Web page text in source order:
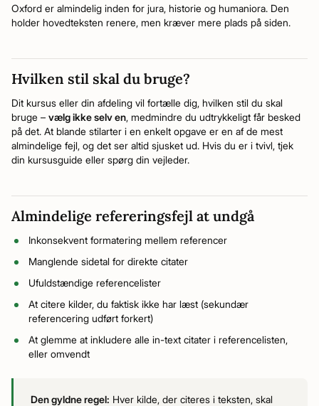
Oxford er almindelig inden for jura, historie og humaniora. Den
holder hovedteksten renere, men kræver mere plads på siden.
Hvilken stil skal du bruge?
Dit kursus eller din afdeling vil fortælle dig, hvilken stil du skal
bruge – vælg ikke selv en, medmindre du udtrykkeligt får besked
på det. At blande stilarter i en enkelt opgave er en af de mest
almindelige fejl, og det ser altid sjusket ud. Hvis du er i tvivl, tjek
din kursusguide eller spørg din vejleder.
Almindelige refereringsfejl at undgå
Inkonsekvent formatering mellem referencer
Manglende sidetal for direkte citater
Ufuldstændige referencelister
At citere kilder, du faktisk ikke har læst (sekundær
referencering udført forkert)
At glemme at inkludere alle in-text citater i referencelisten,
eller omvendt
Den gyldne regel: Hver kilde, der citeres i teksten, skal